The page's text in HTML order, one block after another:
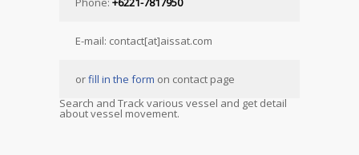
E-mail: contact[at]aissat.com
orfill in the form on contact page
Search and Track various vessel and get detail
about vessel movement.